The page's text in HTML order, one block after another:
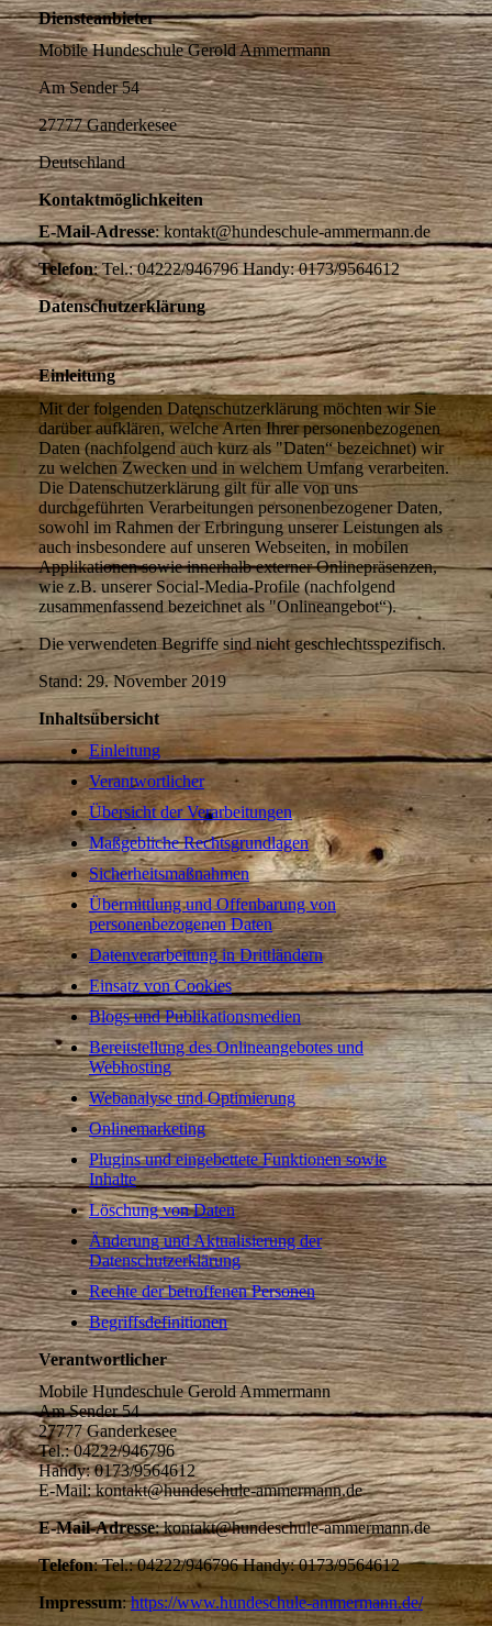
Diensteanbieter
Mobile Hundeschule Gerold Ammermann
Am Sender 54
27777 Ganderkesee
Deutschland
Kontaktmöglichkeiten
E-Mail-Adresse: kontakt@hundeschule-ammermann.de
Telefon: Tel.: 04222/946796 Handy: 0173/9564612
Datenschutzerklärung
Einleitung
Mit der folgenden Datenschutzerklärung möchten wir Sie
darüber aufklären, welche Arten Ihrer personenbezogenen
Daten (nachfolgend auch kurz als "Daten“ bezeichnet) wir
zu welchen Zwecken und in welchem Umfang verarbeiten.
Die Datenschutzerklärung gilt für alle von uns
durchgeführten Verarbeitungen personenbezogener Daten,
sowohl im Rahmen der Erbringung unserer Leistungen als
auch insbesondere auf unseren Webseiten, in mobilen
Applikationen sowie innerhalb externer Onlinepräsenzen,
wie z.B. unserer Social-Media-Profile (nachfolgend
zusammenfassend bezeichnet als "Onlineangebot“).
Die verwendeten Begriffe sind nicht geschlechtsspezifisch.
Stand: 29. November 2019
Inhaltsübersicht
Einleitung
Verantwortlicher
Übersicht der Verarbeitungen
Maßgebliche Rechtsgrundlagen
Sicherheitsmaßnahmen
Übermittlung und Offenbarung von
personenbezogenen Daten
Datenverarbeitung in Drittländern
Einsatz von Cookies
Blogs und Publikationsmedien
Bereitstellung des Onlineangebotes und
Webhosting
Webanalyse und Optimierung
Onlinemarketing
Plugins und eingebettete Funktionen sowie
Inhalte
Löschung von Daten
Änderung und Aktualisierung der
Datenschutzerklärung
Rechte der betroffenen Personen
Begriffsdefinitionen
Verantwortlicher
Mobile Hundeschule Gerold Ammermann
Am Sender 54
27777 Ganderkesee
Tel.: 04222/946796
Handy: 0173/9564612
E-Mail: kontakt@hundeschule-ammermann.de
E-Mail-Adresse: kontakt@hundeschule-ammermann.de
Telefon: Tel.: 04222/946796 Handy: 0173/9564612
Impressum:https://www.hundeschule-ammermann.de/